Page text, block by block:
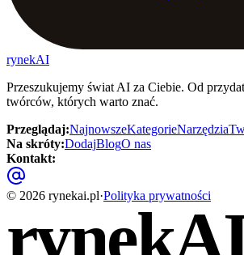
rynekAI
Przeszukujemy świat AI za Ciebie. Od
twórców, których warto znać.
Przeglądaj:NajnowszeKategorieNarzędzia
Na skróty:DodajBlogO nas
Kontakt:
© 2026 rynekai.pl·Polityka prywatności